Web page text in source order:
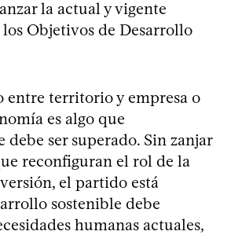
la actual y vigente
Objetivos de Desarrollo
entre territorio y empresa o
es algo que
debe ser superado. Sin zanjar
reconfiguran el rol de la
el partido está
sostenible debe
humanas actuales,